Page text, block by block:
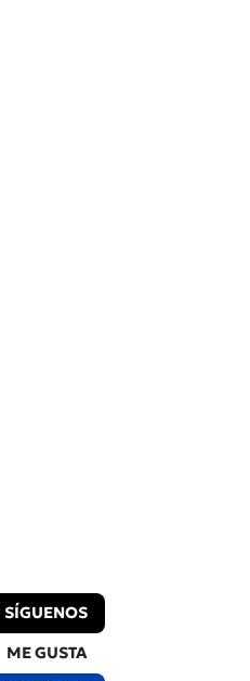
SÍGUENOS
ME GUSTA